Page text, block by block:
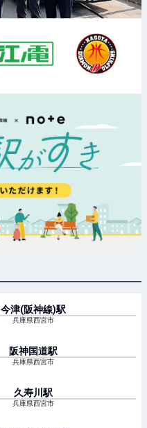
今津(阪神線)駅
兵庫県西宮市
阪神国道駅
兵庫県西宮市
久寿川 駅
兵庫県西宮市